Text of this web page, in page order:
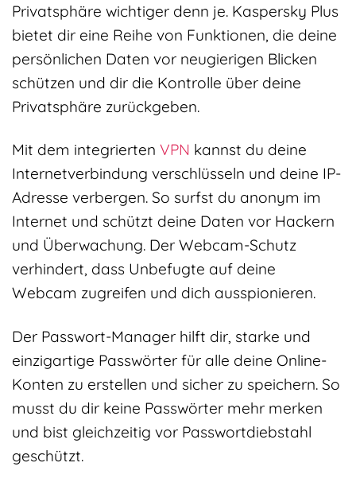
Privatsphäre wichtiger denn je. Kaspersky Plus
bietet dir eine Reihe von Funktionen, die deine
persönlichen Daten vor neugierigen Blicken
schützen und dir die Kontrolle über deine
Privatsphäre zurückgeben.
Mit dem integrierten VPN kannst du deine
Internetverbindung verschlüsseln und deine IP-
Adresse verbergen. So surfst du anonym im
Internet und schützt deine Daten vor Hackern
und Überwachung. Der Webcam-Schutz
verhindert, dass Unbefugte auf deine
Webcam zugreifen und dich ausspionieren.
Der Passwort-Manager hilft dir, starke und
einzigartige Passwörter für alle deine Online-
Konten zu erstellen und sicher zu speichern. So
musst du dir keine Passwörter mehr merken
und bist gleichzeitig vor Passwortdiebstahl
geschützt.